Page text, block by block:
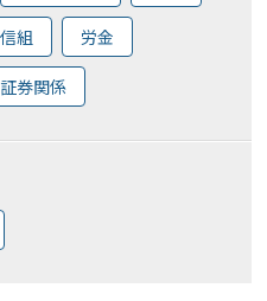
信組 労金
証券関係